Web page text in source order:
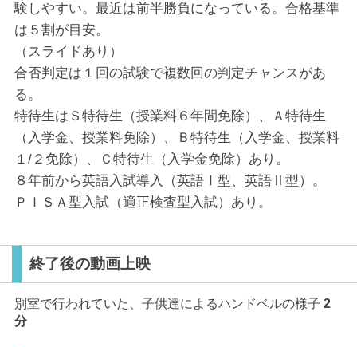
験しやすい。最近は前半勝負になっている。合格基準
は５割が目安。
（スライドあり）
合否判定は１回の試験で複数回の判定チャンスがあ
る。
特待生はＳ特待生（授業料６年間免除）、Ａ特待生
（入学金、授業料免除）、Ｂ特待生（入学金、授業料
１/２免除）、Ｃ特待生（入学金免除）あり。
８年前から英語入試導入（英語Ⅰ型、英語Ⅱ型）。
ＰＩＳＡ型入試（適正検査型入試）あり。
終了後の動画上映
別室で行われていた、子供達によるハンドベルの様子 2
分